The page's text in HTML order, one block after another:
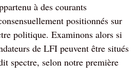
à des courants
positionnés sur
politique. Examinons alors si
de LFI peuvent être situés
spectre, selon notre première